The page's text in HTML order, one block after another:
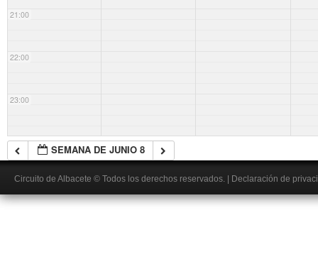
21:00
22:00
23:00
SEMANA DE JUNIO 8
Circuito de Albacete © Todos los derechos reservados. Declaración de